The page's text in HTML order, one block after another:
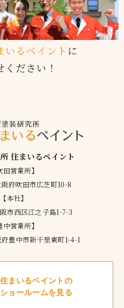
いるペイント に
ください！
住まいるペイント
田営業所】
府吹田市広芝町10-8
【本社】
市西区江之子島1-7-3
中営業所】
豊中市新千里東町1-4-1
住まいるペイントの
ショールームを見る